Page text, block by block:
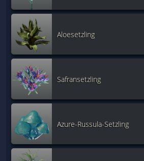
Aloesetzling
Safransetzling
Azure-Russula-Setzling